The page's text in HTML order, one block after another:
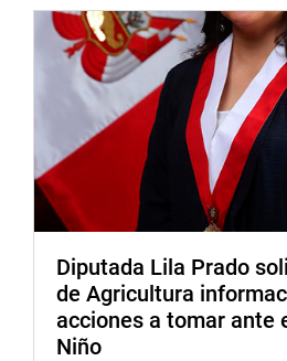
Diputada Lila Prado
de Agricultura
acciones a tomar ante
Niño